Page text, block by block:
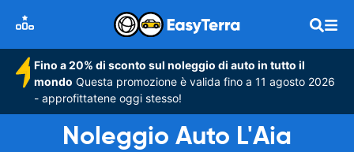
Fino a 20% di sconto sul noleggio di auto in tutto il
mondo Questa promozione è valida fino a 11 agosto 2026
- approfittatene oggi stesso!
Noleggio Auto L'Aia